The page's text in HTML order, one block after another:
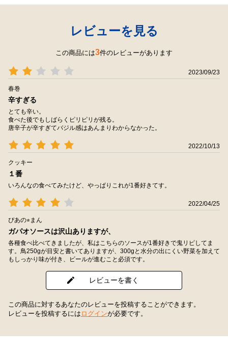
レビューを見る
この商品には3件のレビューがあります
2023/09/23
春巻
辛すぎる
とても辛い。
食べた後でもしばらくピリピリが残る。
唐辛子が辛すぎてバジル感はあんまりわからなかった。
2022/10/13
クッキー
１番
いろんなの食べてみたけど、やっぱりこれが1番好きてす。
2022/04/25
ぴあの⭐︎まん
ガパオソースは沢山ありますが、
各種食べ比べてきましたが、私はこちらのソースが1番好きで鬼リピしてま
す。鳥250gが目安と書いてありますが、300gと水分の出にくい野菜を加えて
もしっかり味が付き、ビールが進むこと必須です。
レビューを書く
この商品に対するあなたのレビューを投稿することができます。
レビューを投稿するには ログインが必要です。